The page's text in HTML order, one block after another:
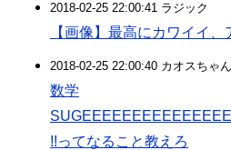
2018-02-25 22:00:41 ラジック
【画像】最高にカワイイ
2018-02-25 22:00:40 カオスちゃ
数学
!!ってなること教えろ